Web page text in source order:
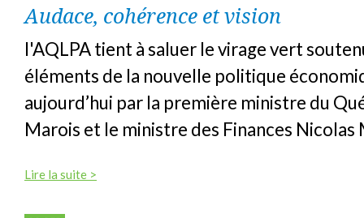
Audace, cohérence et vision
l'AQLPA tient à saluer le virage vert
éléments de la nouvelle politique
aujourd’hui par la première ministre du
Marois et le ministre des Finances Nicolas
Lire la suite >